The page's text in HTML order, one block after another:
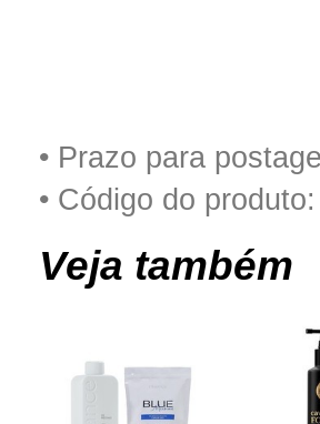
• Prazo para
• Código do
Veja também